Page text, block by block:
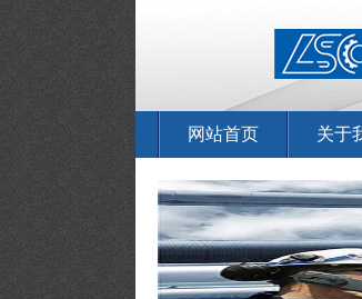
网站首页 关于